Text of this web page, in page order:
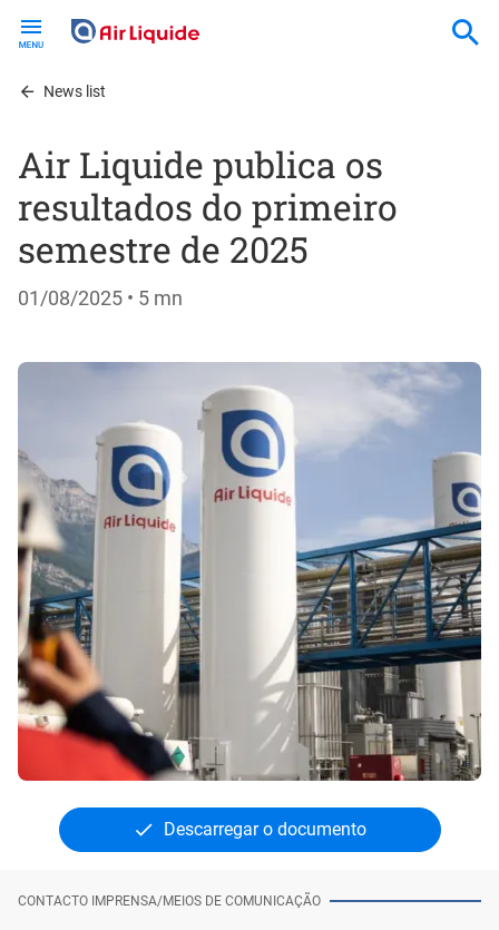
contentNews list
Air Liquide publica os
resultados do primeiro
semestre de 2025
01/08/2025 • 5 mn
Descarregar o documento
CONTACTO IMPRENSA/MEIOS DE COMUNICAÇÃO